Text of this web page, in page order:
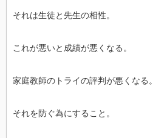
それは生徒と先生の相性。
これが悪いと成績が悪くなる。
家庭教師のトライの評判が悪くなる。
それを防ぐ為にすること。